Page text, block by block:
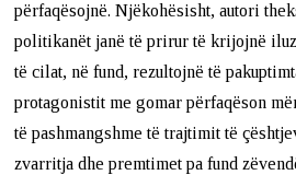
përfaqësojnë. Njëkohësisht, autori
politikanët janë të prirur të krijojnë
të cilat, në fund, rezultojnë të
protagonistit me gomar përfaqëson
të pashmangshme të trajtimit të
zvarritja dhe premtimet pa fund